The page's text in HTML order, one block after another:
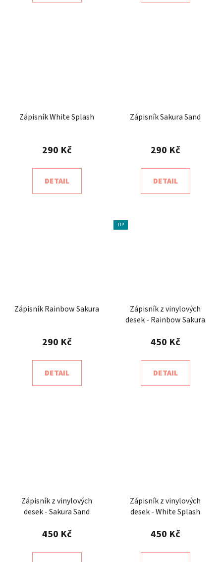
Zápisník White Splash
290 Kč
DETAIL
Zápisník Sakura Sand
290 Kč
DETAIL
Zápisník Rainbow Sakura
290 Kč
DETAIL
TIP
Zápisník z vinylových
desek - Rainbow Sakura
450 Kč
DETAIL
Zápisník z vinylových
desek - Sakura Sand
450 Kč
Zápisník z vinylových
desek - White Splash
450 Kč